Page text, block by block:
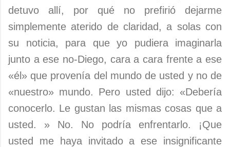
detuvo allí, por qué no prefirió dejarme
simplemente aterido de claridad, a solas con
su noticia, para que yo pudiera imaginarla
junto a ese no-Diego, cara a cara frente a ese
«él» que provenía del mundo de usted y no de
«nuestro» mundo. Pero usted dijo: «Debería
conocerlo. Le gustan las mismas cosas que a
usted. » No. No podría enfrentarlo. ¡Que
usted me haya invitado a ese insignificante